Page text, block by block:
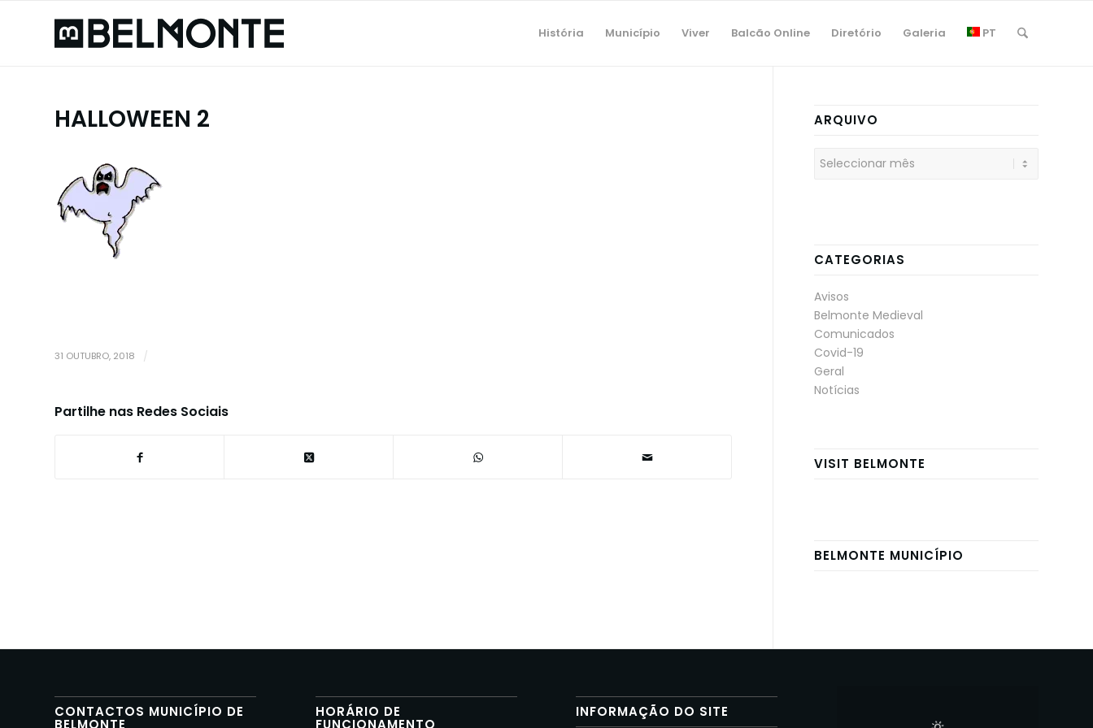
História Município Viver Balcão Online Diretório Galeria PT
HALLOWEEN 2
31 OUTUBRO, 2018 /
Partilhe nas Redes Sociais
ARQUIVO
CATEGORIAS
Avisos
Belmonte Medieval
Comunicados
Covid-19
Geral
Notícias
VISIT BELMONTE
BELMONTE MUNICÍPIO
CONTACTOS MUNICÍPIO DE
BELMONTE
HORÁRIO DE
FUNCIONAMENTO
INFORMAÇÃO DO SITE